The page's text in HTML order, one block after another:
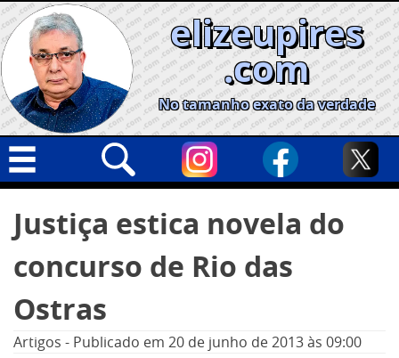
Skip
to
content
elizeupires
.com
No tamanho exato da verdade
Geral
Cidades
Política
por:
Justiça estica novela do
concurso de Rio das
Ostras
Artigos - Publicado em 20 de junho de 2013às 09:00